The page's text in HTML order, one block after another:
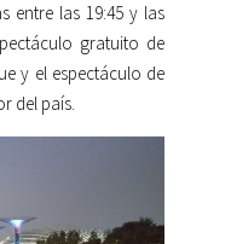
entre las 19:45 y las
gratuito de
y el espectáculo de
del país.